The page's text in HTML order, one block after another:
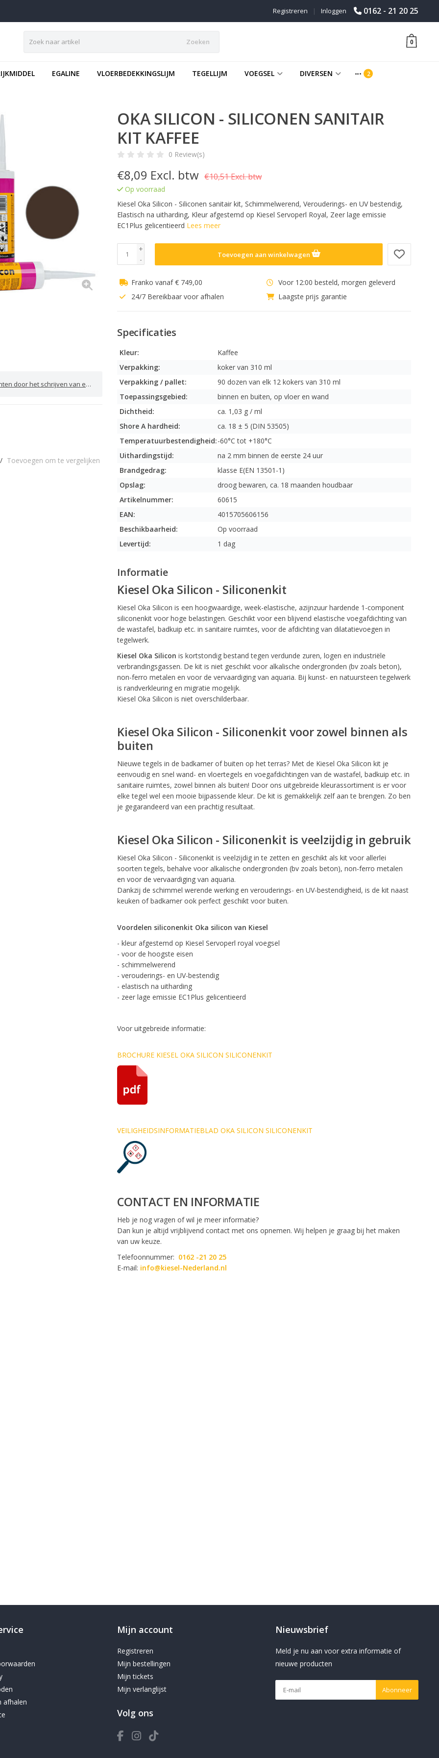
0162 - 21 20 25
Inloggen
|
Registreren
Zoeken 0
EGALINE VLOERBEDEKKINGSLIJM TEGELLIJM VOEGSEL DIVERSEN
het schrijven van een review
/ Toevoegen om te vergelijken
OKA SILICON - SILICONEN SANITAIR
KIT KAFFEE
0 Review(s)
€8,09 Excl. btw €10,51 Excl. btw
Op voorraad
Kiesel Oka Silicon - Siliconen sanitair kit, Schimmelwerend, Verouderings- en UV bestendig,
Elastisch na uitharding, Kleur afgestemd op Kiesel Servoperl Royal, Zeer lage emissie
EC1Plus gelicentieerd Lees meer
+
-
Toevoegen aan winkelwagen
Franko vanaf € 749,00
Voor 12:00 besteld, morgen geleverd
24/7 Bereikbaar voor afhalen
Laagste prijs garantie
Specificaties
Kleur:
Kaffee
Verpakking:
koker van 310 ml
Verpakking / pallet:
90 dozen van elk 12 kokers van 310 ml
Toepassingsgebied:
binnen en buiten, op vloer en wand
Dichtheid:
ca. 1,03 g / ml
Shore A hardheid:
ca. 18 ± 5 (DIN 53505)
Temperatuurbestendigheid:-60°C tot +180°C
Uithardingstijd:
na 2 mm binnen de eerste 24 uur
Brandgedrag:
klasse E(EN 13501-1)
Opslag:
droog bewaren, ca. 18 maanden houdbaar
Artikelnummer:
60615
EAN:
4015705606156
Beschikbaarheid:
Op voorraad
Levertijd:
1 dag
Informatie
Kiesel Oka Silicon - Siliconenkit
Kiesel Oka Silicon is een hoogwaardige, week-elastische, azijnzuur hardende 1-component
siliconenkit voor hoge belastingen. Geschikt voor een blijvend elastische voegafdichting van
de wastafel, badkuip etc. in sanitaire ruimtes, voor de afdichting van dilatatievoegen in
tegelwerk.
Kiesel Oka Silicon is kortstondig bestand tegen verdunde zuren, logen en industriële
verbrandingsgassen. De kit is niet geschikt voor alkalische ondergronden (bv zoals beton),
non-ferro metalen en voor de vervaardiging van aquaria. Bij kunst- en natuursteen tegelwerk
is randverkleuring en migratie mogelijk.
Kiesel Oka Silicon is niet overschilderbaar.
Kiesel Oka Silicon - Siliconenkit voor zowel binnen als
buiten
Nieuwe tegels in de badkamer of buiten op het terras? Met de Kiesel Oka Silicon kit je
eenvoudig en snel wand- en vloertegels en voegafdichtingen van de wastafel, badkuip etc. in
sanitaire ruimtes, zowel binnen als buiten! Door ons uitgebreide kleurassortiment is er voor
elke tegel wel een mooie bijpassende kleur. De kit is gemakkelijk zelf aan te brengen. Zo ben
je gegarandeerd van een prachtig resultaat.
Kiesel Oka Silicon - Siliconenkit is veelzijdig in gebruik
Kiesel Oka Silicon - Siliconenkit is veelzijdig in te zetten en geschikt als kit voor allerlei
soorten tegels, behalve voor alkalische ondergronden (bv zoals beton), non-ferro metalen
en voor de vervaardiging van aquaria.
Dankzij de schimmel werende werking en verouderings- en UV-bestendigheid, is de kit naast
keuken of badkamer ook perfect geschikt voor buiten.
Voordelen siliconenkit Oka silicon van Kiesel
- kleur afgestemd op Kiesel Servoperl royal voegsel
- voor de hoogste eisen
- schimmelwerend
- verouderings- en UV-bestendig
- elastisch na uitharding
- zeer lage emissie EC1Plus gelicentieerd
Voor uitgebreide informatie:
BROCHURE KIESEL OKA SILICON SILICONENKIT
VEILIGHEIDSINFORMATIEBLAD OKA SILICON SILICONENKIT
CONTACT EN INFORMATIE
Heb je nog vragen of wil je meer informatie?
Dan kun je altijd vrijblijvend contact met ons opnemen. Wij helpen je graag bij het maken
van uw keuze.
Telefoonnummer: 0162 -21 20 25
E-mail: info@kiesel-Nederland.nl
afhalen
Mijn account
Registreren
Mijn bestellingen
Mijn tickets
Mijn verlanglijst
Volg ons
Nieuwsbrief
Meld je nu aan voor extra informatie of
nieuwe producten
Abonneer